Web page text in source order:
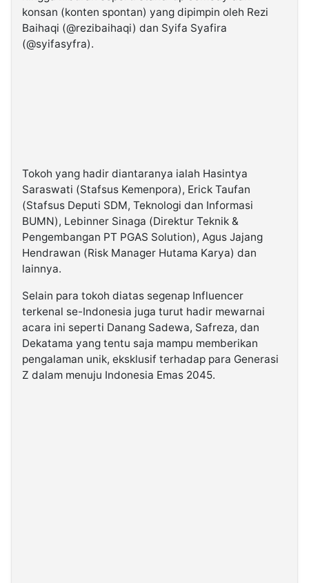
konsan (konten spontan) yang dipimpin oleh Rezi
Baihaqi (@rezibaihaqi) dan Syifa Syafira
(@syifasyfra).
Tokoh yang hadir diantaranya ialah Hasintya
Saraswati (Stafsus Kemenpora), Erick Taufan
(Stafsus Deputi SDM, Teknologi dan Informasi
BUMN), Lebinner Sinaga (Direktur Teknik &
Pengembangan PT PGAS Solution), Agus Jajang
Hendrawan (Risk Manager Hutama Karya) dan
lainnya.
Selain para tokoh diatas segenap Influencer
terkenal se-Indonesia juga turut hadir mewarnai
acara ini seperti Danang Sadewa, Safreza, dan
Dekatama yang tentu saja mampu memberikan
pengalaman unik, eksklusif terhadap para Generasi
Z dalam menuju Indonesia Emas 2045.